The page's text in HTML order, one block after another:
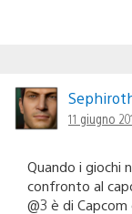
11 giugno
Quando i giochi
confronto al
@3 è di